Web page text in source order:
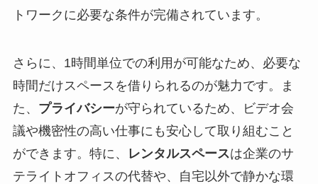
トワークに必要な条件が完備されています。
さらに、1時間単位での利用が可能なため、必要な
時間だけスペースを借りられるのが魅力です。ま
た、 プライバシーが守られているため、ビデオ会
議や機密性の高い仕事にも安心して取り組むこと
ができます。特に、
レンタルスペースは企業のサ
テライトオフィスの代替や、自宅以外で静かな環